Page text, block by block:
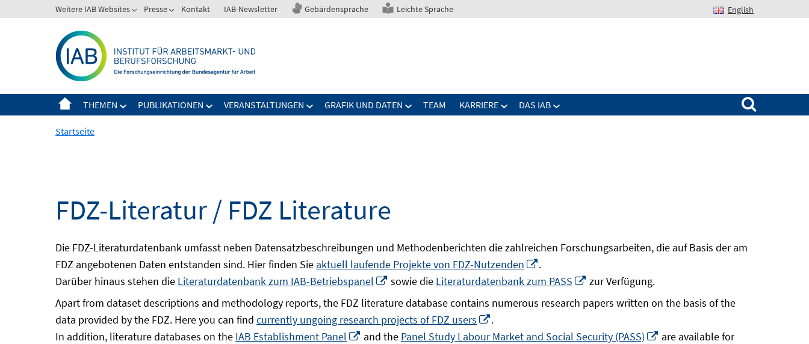
zum
Weitere IAB Websites Presse Kontakt IAB-Newsletter Gebärdensprache Leichte Sprache English
THEMEN PUBLIKATIONEN VERANSTALTUNGEN GRAFIK UND DATEN TEAM KARRIERE DAS IAB
Suchen nach:
Startseite
FDZ-Literatur / FDZ Literature
Die FDZ-Literaturdatenbank umfasst neben Datensatzbeschreibungen und Methodenberichten die zahlreichen Forschungsarbeiten, die auf Basis der am
FDZ angebotenen Daten entstanden sind. Hier finden Sie aktuell laufende Projekte von FDZ-Nutzenden
In
neuem
.
Darüber hinaus stehen die Literaturdatenbank zum IAB-Betriebspanel
In
neuem
Fenster
öffnen
sowie die Literaturdatenbank zum PASS
In
öffnen
zur Verfügung.
Apart from dataset descriptions and methodology reports, the FDZ literature database contains numerous research papers written on the basis of the
data provided by the FDZ. Here you can find currently ungoing research projects of FDZ users
In
neuem
.
In addition, literature databases on the IAB Establishment Panel
In
and the Panel Study Labour Market and Social Security (PASS)
In
are available for